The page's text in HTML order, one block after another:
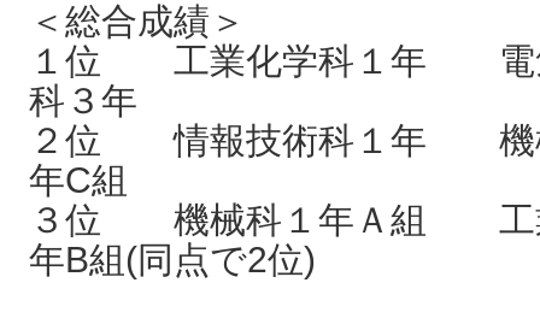
＜総合成績＞
１位 工業化学科１年 電
科３年
２位 情報技術科１年 機
年C組
３位 機械科１年Ａ組 工
年B組(同点で2位)